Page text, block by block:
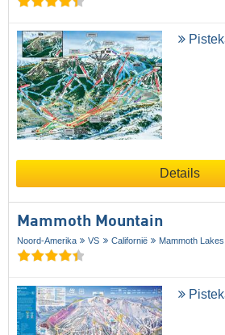
Details
Mammoth Mountain
Noord-Amerika VS Californië Mammoth Lakes